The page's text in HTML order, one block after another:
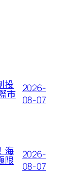
投
市 2026-
08-07
海
限
2026-
08-07